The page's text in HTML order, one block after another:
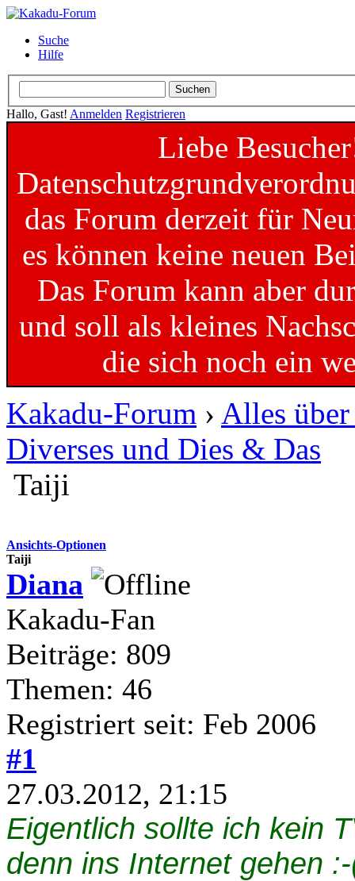
Suche
Hilfe
Hallo, Gast! Anmelden Registrieren
Liebe
das Forum derzeit für
es können keine neuen
Das Forum kann aber
und soll als kleines
die sich noch ein
Kakadu-Forum › Alles
Diverses und Dies & Das
Taiji
Ansichts-Optionen
Taiji
Diana
Kakadu-Fan
Beiträge: 809
Themen: 46
Registriert seit: Feb 2006
#1
27.03.2012, 21:15
Eigentlich sollte ich kein
denn ins Internet gehen